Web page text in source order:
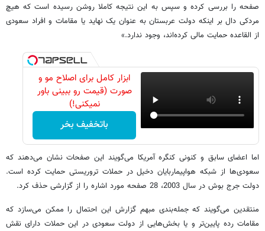
صفحه را بررسی کرده و سپس به این نتیجه کاملا روشن رسیده است که هیچ
مردکی دال بر اینکه دولت عربستان به عنوان یک نهاید یا مقامات و افراد سعودی
از القاعده حمایت مالی کرده‌اند، وجود ندارد.»
ابزار کامل برای اصلاح مو و
صورت (قیمت رو ببینی باور
نمیکنی!)
باتخفیف بخر
اما اعضای سابق و کنونی کنگره آمریکا می‌گویند این صفحات نشان می‌دهند که
سعودی‌ها از شبکه هواپیماربایان دخیل در حملات تروریستی حمایت کرده است.
دولت جرج بوش در سال 2003، 28 صفحه مورد اشاره را از گزارشی حذف کرد.
منتقدین می‌گویند که جمله‌بندی مبهم گزارش این احتمال را ممکن می‌سازد که
مقامات رده پایین‌تر و یا بخش‌هایی از دولت سعودی در این حملات دارای نقش